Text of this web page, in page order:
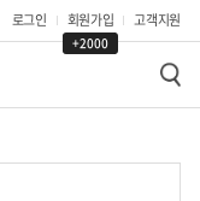
로그인 회원가입
+2000
고객지원